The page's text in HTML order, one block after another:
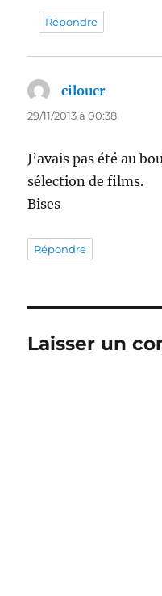
Répondre
ciloucr
29/11/2013 à 00:38
J’avais pas été au
sélection de films.
Bises
Répondre
Laisser un